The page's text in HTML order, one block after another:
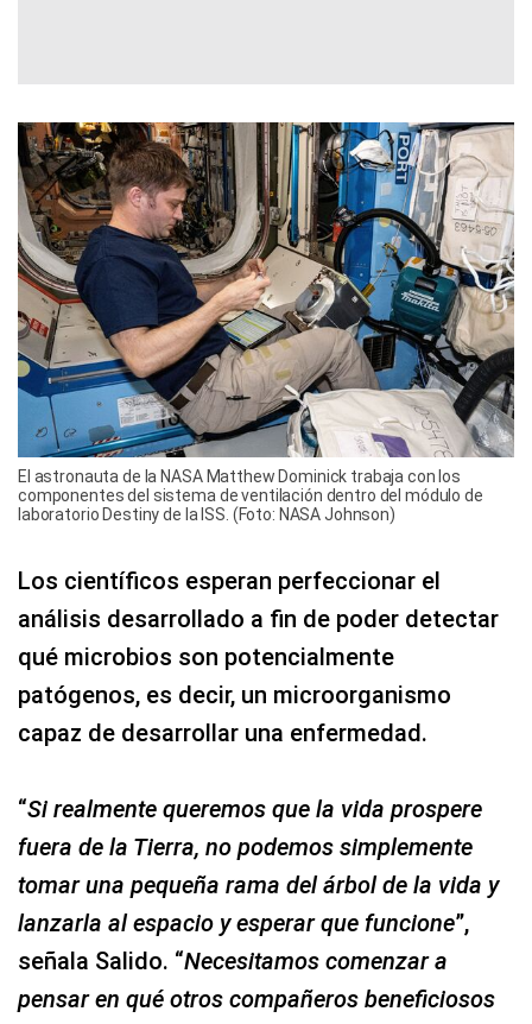
El astronauta de la NASA Matthew Dominick trabaja con los
componentes del sistema de ventilación dentro del módulo de
laboratorio Destiny de la ISS. (Foto: NASA Johnson)
Los científicos esperan perfeccionar el
análisis desarrollado a fin de poder detectar
qué microbios son potencialmente
patógenos, es decir, un microorganismo
capaz de desarrollar una enfermedad.
“Si realmente queremos que la vida prospere
fuera de la Tierra, no podemos simplemente
tomar una pequeña rama del árbol de la vida y
lanzarla al espacio y esperar que funcione”,
señala Salido. “Necesitamos comenzar a
pensar en qué otros compañeros beneficiosos